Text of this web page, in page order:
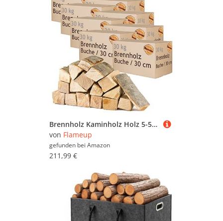
Brennholz Kaminholz Holz 5-500 kg Für Ofen und Kamin Kaminofen Feuerschale Grill Buche Feuerholz Buchenholz Holzscheite Wood 30 cm flameup, Menge:240 kg
von Flameup
gefunden bei Amazon
211,99 €